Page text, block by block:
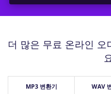
더 많은 무료 온라인 오
MP3 변환기 WAV